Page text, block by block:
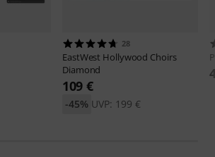
28
EastWest Hollywood Choirs
Diamond
109 €
UVP: 199 €
-45%